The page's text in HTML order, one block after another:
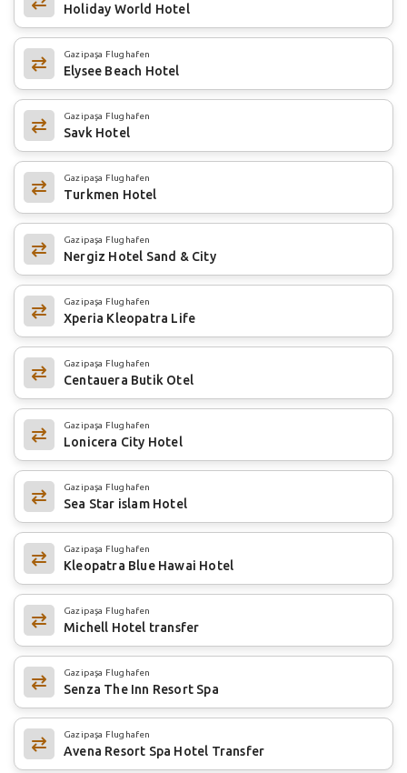
Holiday World Hotel
Gazipaşa Flughafen
Elysee Beach Hotel
Gazipaşa Flughafen
Savk Hotel
Gazipaşa Flughafen
Turkmen Hotel
Gazipaşa Flughafen
Nergiz Hotel Sand & City
Gazipaşa Flughafen
Xperia Kleopatra Life
Gazipaşa Flughafen
Centauera Butik Otel
Gazipaşa Flughafen
Lonicera City Hotel
Gazipaşa Flughafen
Sea Star islam Hotel
Gazipaşa Flughafen
Kleopatra Blue Hawai Hotel
Gazipaşa Flughafen
Michell Hotel transfer
Gazipaşa Flughafen
Senza The Inn Resort Spa
Gazipaşa Flughafen
Avena Resort Spa Hotel Transfer